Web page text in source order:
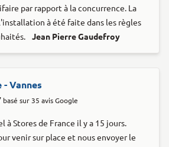
par rapport à la concurrence. La
à été faite dans les règles
Jean Pierre Gaudefroy
- Vannes
basé sur 35 avis Google
à Stores de France il y a 15 jours.
venir sur place et nous envoyer le